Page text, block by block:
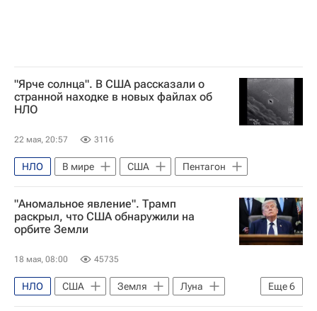
"Ярче солнца". В США рассказали о
странной находке в новых файлах об
НЛО
22 мая, 20:57 3116
НЛО В мире США Пентагон
"Аномальное явление". Трамп
раскрыл, что США обнаружили на
орбите Земли
18 мая, 08:00 45735
Еще6
НЛО США Земля
Луна
Дональд Трамп
Барак Обама